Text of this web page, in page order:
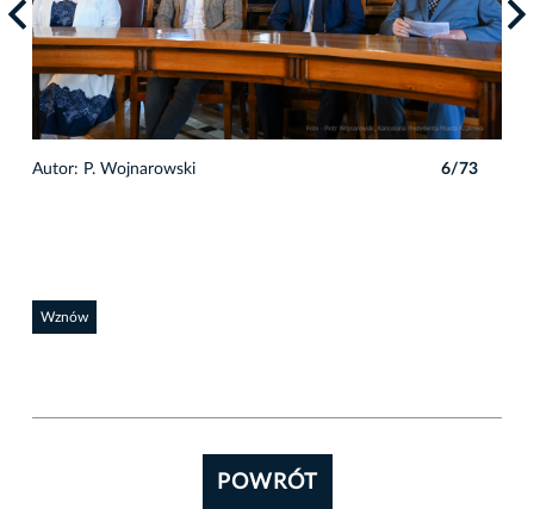
Autor: P. Wojnarowski 6/73
Wznów
POWRÓT